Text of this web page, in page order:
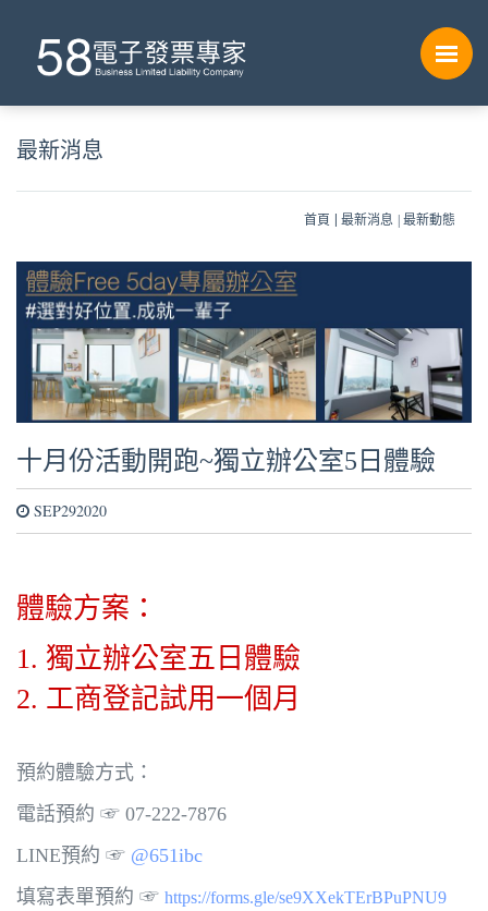
最新消息
首頁 最新消息 最新動態
十月份活動開跑~獨立辦公室5日體驗
SEP292020
體驗方案：
1. 獨立辦公室五日體驗
2. 工商登記試用一個月
預約體驗方式：
電話預約 ☞ 07-222-7876
LINE預約 ☞ @651ibc
填寫表單預約 ☞ https://forms.gle/se9XXekTErBPuPNU9